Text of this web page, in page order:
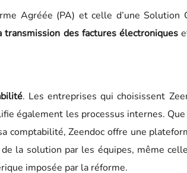
Agréée (PA) et celle d’une
transmission des factures électroniques
. Les entreprises qui choisissent
également les processus internes.
comptabilité, Zeendoc offre une
la solution par les équipes, même
imposée par la réforme.